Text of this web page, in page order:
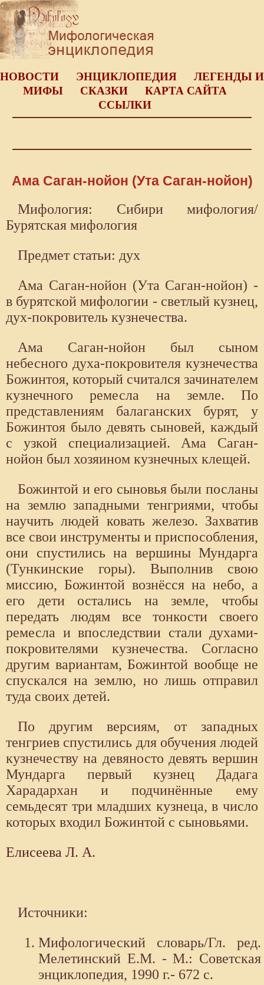
НОВОСТИ ЭНЦИКЛОПЕДИЯ
ЛЕГЕНДЫ И
МИФЫ
СКАЗКИ
КАРТА САЙТА
ССЫЛКИ
Ама Саган-нойон (Ута Саган-нойон)
Мифология: Сибири мифология/
Бурятская мифология
Предмет статьи: дух
Ама Саган-нойон (Ута Саган-нойон) -
в бурятской мифологии - светлый кузнец,
дух-покровитель кузнечества.
Ама Саган-нойон был сыном
небесного духа-покровителя кузнечества
Божинтоя, который считался зачинателем
кузнечного ремесла на земле. По
представлениям балаганских бурят, у
Божинтоя было девять сыновей, каждый
с узкой специализацией. Ама Саган-
нойон был хозяином кузнечных клещей.
Божинтой и его сыновья были посланы
на землю западными тенгриями, чтобы
научить людей ковать железо. Захватив
все свои инструменты и приспособления,
они спустились на вершины Мундарга
(Тункинские горы). Выполнив свою
миссию, Божинтой вознёсся на небо, а
его дети остались на земле, чтобы
передать людям все тонкости своего
ремесла и впоследствии стали духами-
покровителями кузнечества. Согласно
другим вариантам, Божинтой вообще не
спускался на землю, но лишь отправил
туда своих детей.
По другим версиям, от западных
тенгриев спустились для обучения людей
кузнечеству на девяносто девять вершин
Мундарга первый кузнец Дадага
Харадархан и подчинённые ему
семьдесят три младших кузнеца, в число
которых входил Божинтой с сыновьями.
Елисеева Л. А.
Источники:
Мифологический словарь/Гл. ред.
Мелетинский Е.М. - М.: Советская
энциклопедия, 1990 г.- 672 с.